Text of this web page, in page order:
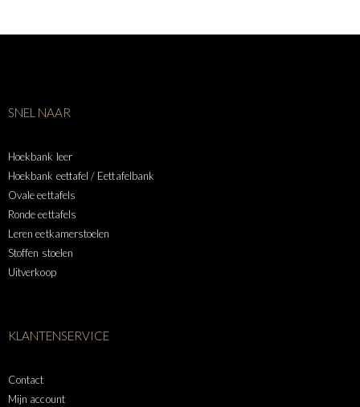
SNEL NAAR
Hoekbank leer
Hoekbank eettafel / Eettafelbank
Ovale eettafels
Ronde eettafels
Leren eetkamerstoelen
Stoffen stoelen
Uitverkoop
KLANTENSERVICE
Contact
Mijn account